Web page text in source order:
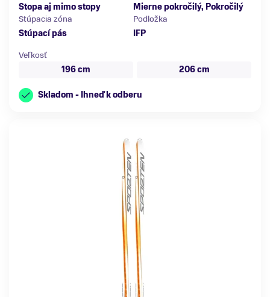
Stopa aj mimo stopy
Mierne pokročilý, Pokročilý
Stúpacia zóna
Stúpací pás
Podložka
IFP
Veľkosť
196 cm
206 cm
Skladom - Ihneď k odberu